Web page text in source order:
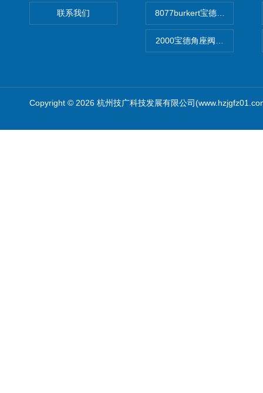
联系我们 8077burkert宝德椭圆齿轮脉
2000宝德角座阀德国宝帝
Copyright © 2026 杭州技广科技发展有限公司